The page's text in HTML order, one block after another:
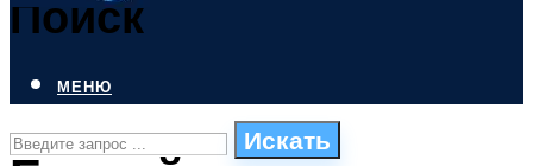
Поиск
Искать
МЕНЮ